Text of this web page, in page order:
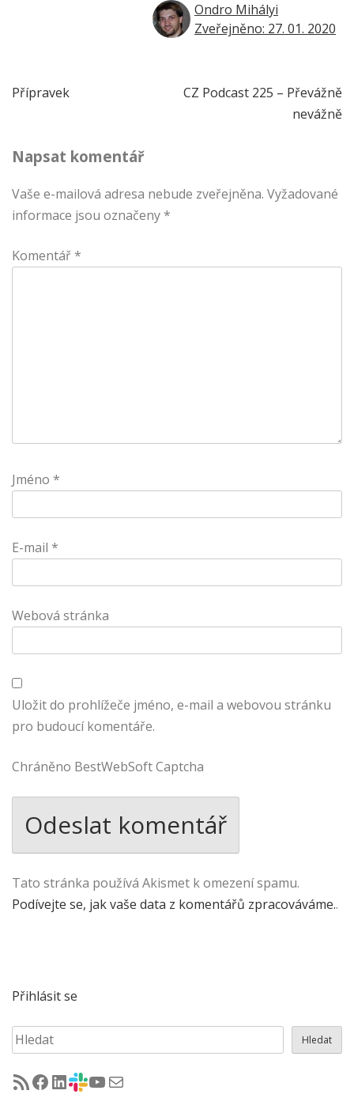
Ondro Mihályi
Zveřejněno: 27. 01. 2020
Navigace
příspěvek
Přípravek
CZ Podcast 225 – Převážně
nevážně
Napsat komentář
Vaše e-mailová adresa nebude zveřejněna. Vyžadované
informace jsou označeny *
Komentář *
Jméno *
E-mail *
Webová stránka
Uložit do prohlížeče jméno, e-mail a webovou stránku
pro budoucí komentáře.
Chráněno BestWebSoft Captcha
Tato stránka používá Akismet k omezení spamu.
Podívejte se, jak vaše data z komentářů zpracováváme..
Přihlásit se
Hledat Hledat
RSS - články na jug.cz
Facebook skupina Czech Java User Group
LinkedIn skupina Czech Java User Group
CZJUG Slack fórum
CZJUG YouTube kanálCZJUG email